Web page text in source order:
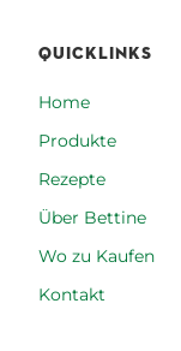
QUICKLINKS
Home
Produkte
Rezepte
Über Bettine
Wo zu Kaufen
Kontakt